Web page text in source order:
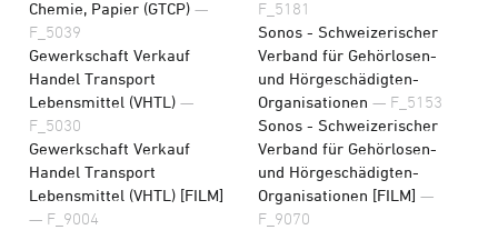
Chemie, Papier (GTCP) —
F_5039
Gewerkschaft Verkauf
Handel Transport
Lebensmittel (VHTL) —
F_5030
Gewerkschaft Verkauf
Handel Transport
Lebensmittel (VHTL) [FILM]
— F_9004
F_5181
Sonos - Schweizerischer
Verband für Gehörlosen-
und Hörgeschädigten-
Organisationen — F_5153
Sonos - Schweizerischer
Verband für Gehörlosen-
und Hörgeschädigten-
Organisationen [FILM] —
F_9070